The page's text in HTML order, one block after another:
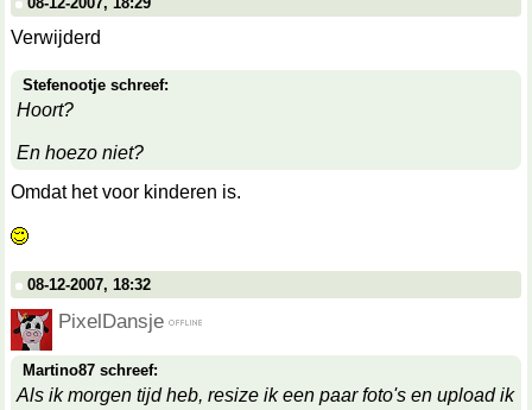
Verwijderd
Stefenootje schreef:
Hoort?
En hoezo niet?
Omdat het voor kinderen is.
08-12-2007, 18:32
PixelDansje
Martino87 schreef:
Als ik morgen tijd heb, resize ik een paar foto's en upload ik